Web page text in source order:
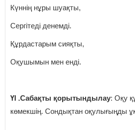
Күннің нұры шуақты,
Сергітеді денемді.
Құрдастарым сияқты,
Оқушымын мен енді.
ҮІ .Сабақты қорытындылау: Оқу
көмекшің. Сондықтан оқулығыңды